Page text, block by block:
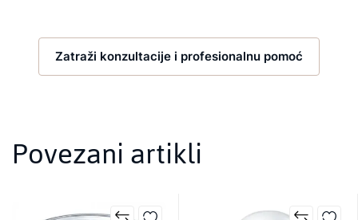
Zatraži konzultacije i profesionalnu pomoć
Povezani artikli